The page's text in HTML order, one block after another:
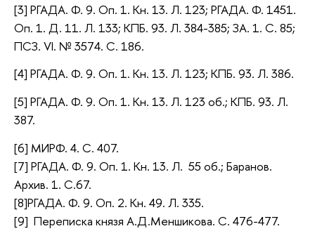
[3] РГАДА. Ф. 9. Оп. 1. Кн. 13. Л. 123; РГАДА. Ф. 1451.
Оп. 1. Д. 11. Л. 133; КПБ. 93. Л. 384-385; ЗА. 1. С. 85;
ПСЗ. VI. № 3574. С. 186.
[4] РГАДА. Ф. 9. Оп. 1. Кн. 13. Л. 123; КПБ. 93. Л. 386.
[5] РГАДА. Ф. 9. Оп. 1. Кн. 13. Л. 123 об.; КПБ. 93. Л.
387.
[6] МИРФ. 4. С. 407.
[7] РГАДА. Ф. 9. Оп. 1. Кн. 13. Л. 55 об.; Баранов.
Архив. 1. С.67.
[8]РГАДА. Ф. 9. Оп. 2. Кн. 49. Л. 335.
[9] Переписка князя А.Д.Меншикова. С. 476-477.